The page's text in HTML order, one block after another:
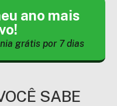
ano mais
grátis por 7 dias
SABE